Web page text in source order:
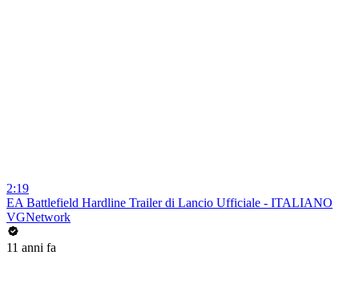
2:19
EA Battlefield Hardline Trailer di Lancio Ufficiale - ITALIANO
VGNetwork
11 anni fa